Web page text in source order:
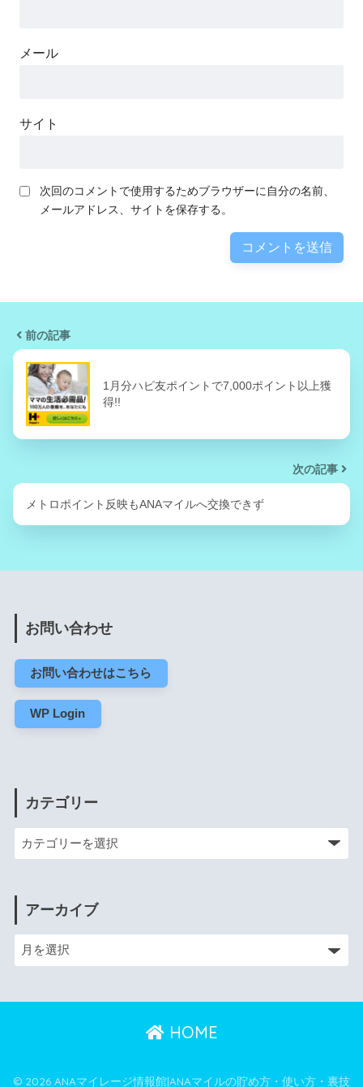
メール
サイト
次回のコメントで使用するためブラウザーに自分の名前、
メールアドレス、サイトを保存する。
前の記事
1月分ハピ友ポイントで7,000ポイント以上獲
得!!
次の記事
メトロポイント反映もANAマイルへ交換できず
お問い合わせ
お問い合わせはこちら
WP Login
カテゴリー
アーカイブ
HOME
© 2026 ANAマイレージ情報館|ANAマイルの貯め方・使い方・裏技